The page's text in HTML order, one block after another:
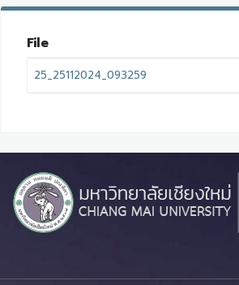
File
25_25112024_093259